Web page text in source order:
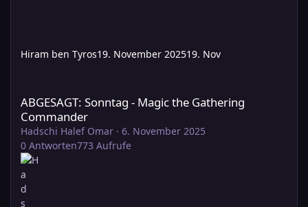
Hiram ben Tyros19. November 202519. Nov
ABGESAGT: Sonntag - Magic the Gathering
Commander
Hadschi Halef Omar · 6. November 2025
0 Antworten773 Aufrufe